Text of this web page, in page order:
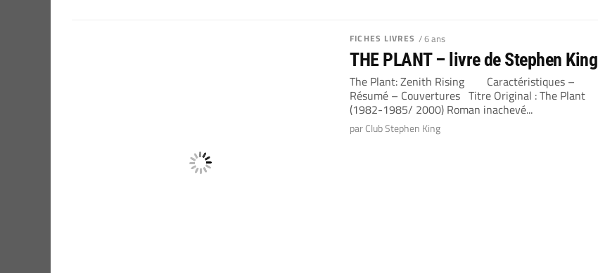
FICHES LIVRES / 6 ans
THE PLANT – livre de Stephen King
The Plant: Zenith Rising Caractéristiques –
Résumé – Couvertures Titre Original : The Plant
(1982-1985/ 2000) Roman inachevé...
par Club Stephen King